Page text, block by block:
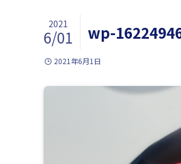
wp-
2021
6/01
2021年6月1日